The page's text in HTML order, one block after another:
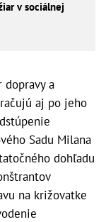
v sociálnej
a
aj po jeho
Sadu Milana
dohľadu
na križovatke